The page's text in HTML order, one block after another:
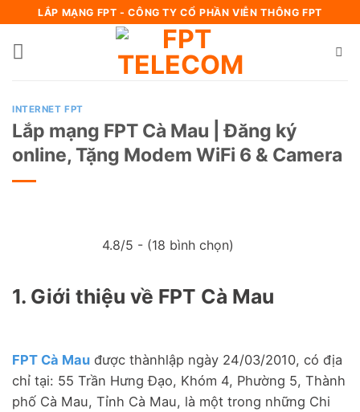
LẮP MẠNG FPT - CÔNG TY CỔ PHẦN VIỄN THÔNG FPT
INTERNET FPT
Lắp mạng FPT Cà Mau | Đăng ký
online, Tặng Modem WiFi 6 & Camera
4.8/5 - (18 bình chọn)
1. Giới thiệu về FPT Cà Mau
FPT Cà Mau được thànhlập ngày 24/03/2010, có địa
chỉ tại: 55 Trần Hưng Đạo, Khóm 4, Phường 5, Thành
phố Cà Mau, Tỉnh Cà Mau, là một trong những Chi